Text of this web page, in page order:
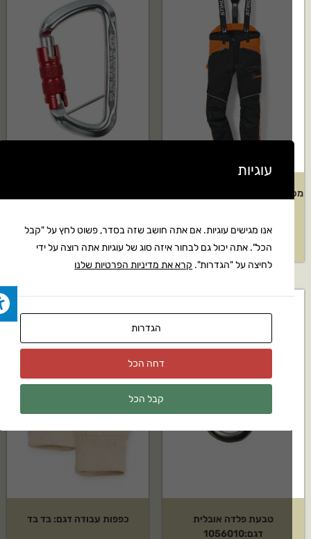
₪1,559
₪70
טבעת פלדה אובלית
כפפות עבודה דגם: בד בד
עוגיות
אנו מגישים עוגיות. אם אתה חושב שזה בסדר, פשוט לחץ על "קבל
הכל". אתה יכול גם לבחור איזה סוג של עוגיות אתה רוצה על ידי
לחיצה על "הגדרות".קרא את מדיניות הפרטיות שלנו
הגדרות
דחה הכל
קבל הכל